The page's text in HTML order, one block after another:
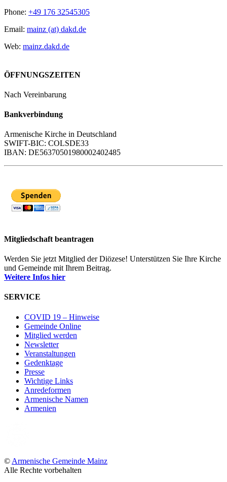
Phone: +49 176 32545305
Email: mainz (at) dakd.de
Web: mainz.dakd.de
ÖFFNUNGSZEITEN
Nach Vereinbarung
Bankverbindung
Armenische Kirche in Deutschland
SWIFT-BIC: COLSDE33
IBAN: DE56370501980002402485
Mitgliedschaft beantragen
Werden Sie jetzt Mitglied der Diözese! Unterstützen Sie Ihre Kirche
und Gemeinde mit Ihrem Beitrag.
Weitere Infos hier
SERVICE
COVID 19 – Hinweise
Gemeinde Online
Mitglied werden
Newsletter
Veranstaltungen
Gedenktage
Presse
Wichtige Links
Anredeformen
Armenische Namen
Armenien
© Armenische Gemeinde Mainz
Alle Rechte vorbehalten